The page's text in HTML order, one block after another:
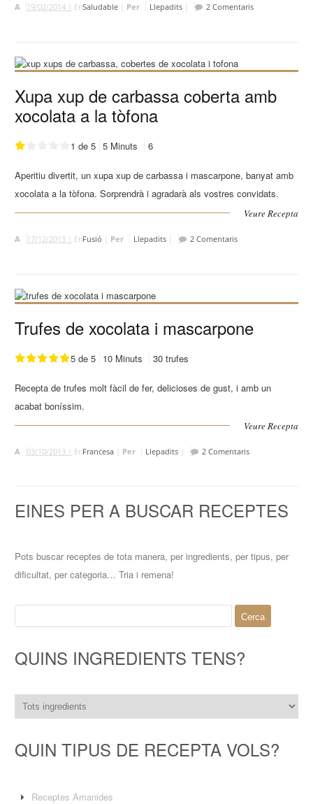
A 19/02/2014 | EnSaludable Per Llepadits 2 Comentaris
Xupa xup de carbassa coberta amb
xocolata a la tòfona
1 de 5 5 Minuts 6
Aperitiu divertit, un xupa xup de carbassa i mascarpone, banyat amb
xocolata a la tòfona. Sorprendrà i agradarà als vostres convidats.
Veure Recepta
A 17/12/2013 | EnFusió Per Llepadits 2 Comentaris
Trufes de xocolata i mascarpone
5 de 5 10 Minuts 30 trufes
Recepta de trufes molt fàcil de fer, delicioses de gust, i amb un
acabat boníssim.
Veure Recepta
A 03/10/2013 | EnFrancesa Per Llepadits 2 Comentaris
EINES PER A BUSCAR RECEPTES
Pots buscar receptes de tota manera, per ingredients, per tipus, per
dificultat, per categoria… Tria i remena!
QUINS INGREDIENTS TENS?
QUIN TIPUS DE RECEPTA VOLS?
Receptes Amanides